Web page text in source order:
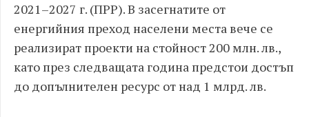
2021–2027 г. (ПРР). В засегнатите от
енергийния преход населени места вече се
реализират проекти на стойност 200 млн. лв.,
като през следващата година предстои достъп
до допълнителен ресурс от над 1 млрд. лв.